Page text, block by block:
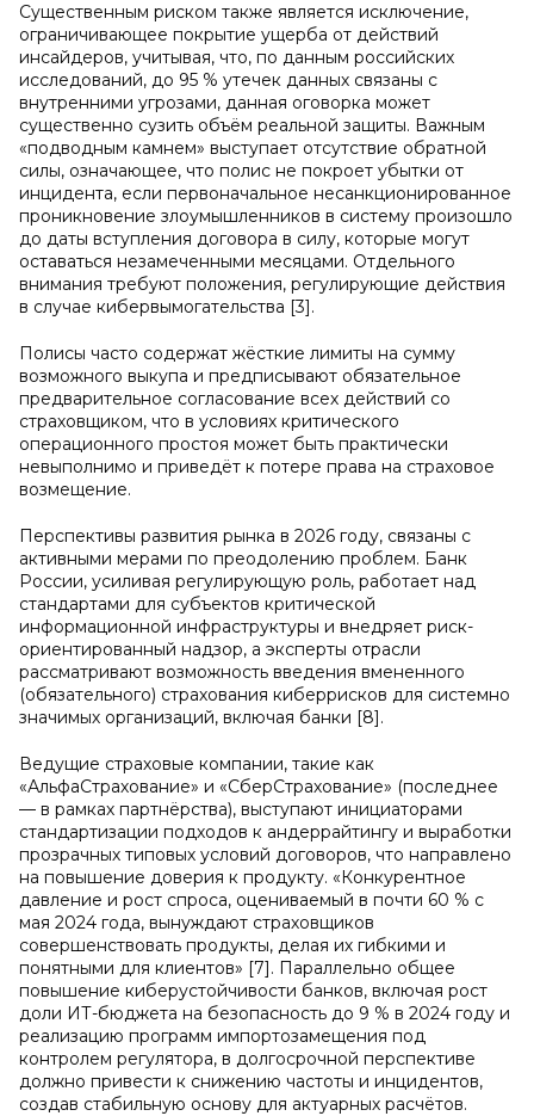
Существенным риском также является исключение,
ограничивающее покрытие ущерба от действий
инсайдеров, учитывая, что, по данным российских
исследований, до 95 % утечек данных связаны с
внутренними угрозами, данная оговорка может
существенно сузить объём реальной защиты. Важным
«подводным камнем» выступает отсутствие обратной
силы, означающее, что полис не покроет убытки от
инцидента, если первоначальное несанкционированное
проникновение злоумышленников в систему произошло
до даты вступления договора в силу, которые могут
оставаться незамеченными месяцами. Отдельного
внимания требуют положения, регулирующие действия
в случае кибервымогательства [3].
Полисы часто содержат жёсткие лимиты на сумму
возможного выкупа и предписывают обязательное
предварительное согласование всех действий со
страховщиком, что в условиях критического
операционного простоя может быть практически
невыполнимо и приведёт к потере права на страховое
возмещение.
Перспективы развития рынка в 2026 году, связаны с
активными мерами по преодолению проблем. Банк
России, усиливая регулирующую роль, работает над
стандартами для субъектов критической
информационной инфраструктуры и внедряет риск-
ориентированный надзор, а эксперты отрасли
рассматривают возможность введения вмененного
(обязательного) страхования киберрисков для системно
значимых организаций, включая банки [8].
Ведущие страховые компании, такие как
«АльфаСтрахование» и «СберСтрахование» (последнее
— в рамках партнёрства), выступают инициаторами
стандартизации подходов к андеррайтингу и выработки
прозрачных типовых условий договоров, что направлено
на повышение доверия к продукту. «Конкурентное
давление и рост спроса, оцениваемый в почти 60 % с
мая 2024 года, вынуждают страховщиков
совершенствовать продукты, делая их гибкими и
понятными для клиентов» [7]. Параллельно общее
повышение киберустойчивости банков, включая рост
доли ИТ-бюджета на безопасность до 9 % в 2024 году и
реализацию программ импортозамещения под
контролем регулятора, в долгосрочной перспективе
должно привести к снижению частоты и инцидентов,
создав стабильную основу для актуарных расчётов.